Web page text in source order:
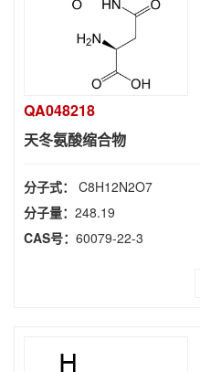
QA048218
天冬氨酸缩合物
分子式： C8H12N2O7
分子量： 248.19
CAS号： 60079-22-3